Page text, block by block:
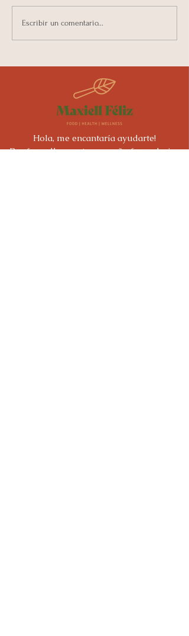
3 súper alimentos para la Salud
Escribir un comentario...
Hola, me encantaría ayudarte!
Por favor llena este pequeño formulario.